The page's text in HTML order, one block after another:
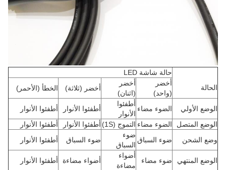
الحالة
حالة شاشة LED
أخضر
(واحد)
أخضر
(اثنان)
أخضر (ثلاثة) الخطأ (الأحمر)
الوضع الأولي الضوء مضاء
أطفئوا
الأنوار
أطفئوا الأنوار
أطفئوا الأنوار
الوضع المتصل
الضوء مضاء التموج (1S) أطفئوا الأنوار
أطفئوا الأنوار
وضع الشحن
ضوء السباق
ضوء
السباق
ضوء السباق أطفئوا الأنوار
الوضع المنتهي ضوء مضاء
أضواء
مضاءة
أضواء مضاءة أطفئوا الأنوار